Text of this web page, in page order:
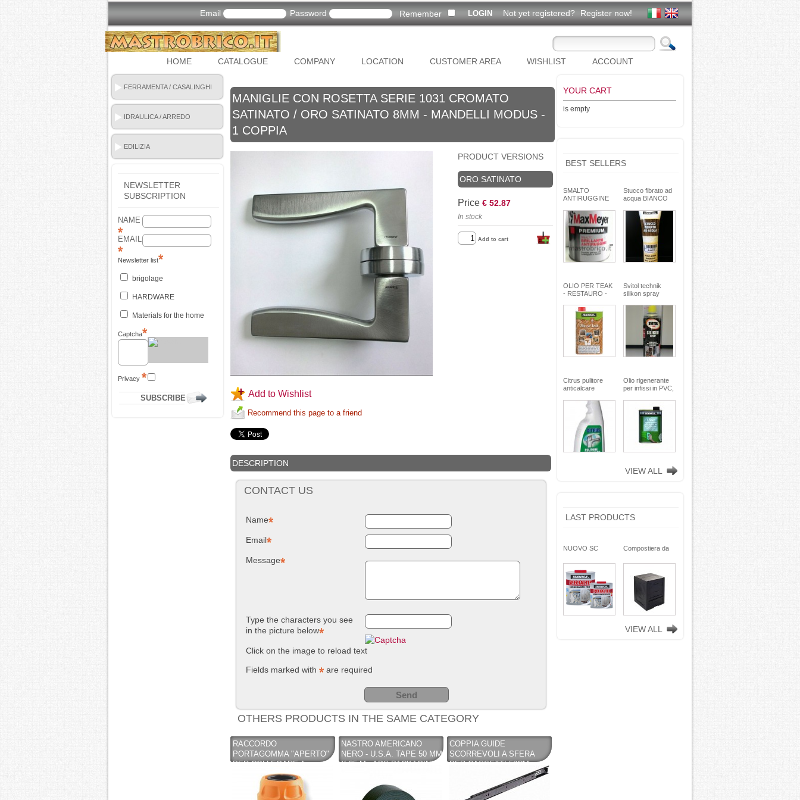
Email Password Remember Not yet registered? Register now!
HOME CATALOGUE COMPANY LOCATION CUSTOMER AREA WISHLIST ACCOUNT
FERRAMENTA / CASALINGHI
IDRAULICA / ARREDO
BAGNO
EDILIZIA
NEWSLETTER
SUBSCRIPTION
NAME
EMAIL
Newsletter list
brigolage
HARDWARE
Materials for the home
Captcha
Privacy
MANIGLIE CON ROSETTA SERIE 1031 CROMATO
SATINATO / ORO SATINATO 8MM - MANDELLI MODUS -
1 COPPIA
Add to Wishlist
Recommend this page to a friend
PRODUCT VERSIONS
ORO SATINATO
Price € 52.87
In stock
Add to cart
DESCRIPTION
CONTACT US
Name
Email
Message
Type the characters you see
in the picture below
Click on the image to reload text
Fields marked with
are required
OTHERS PRODUCTS IN THE SAME CATEGORY
RACCORDO
PORTAGOMMA "APERTO"
PER COLLEGARE A
SCATTO IL TUBO ALLA
PRESA RUBINETTO
NASTRO AMERICANO
NERO - U.S.A. TAPE 50 MM
X 25 M - ADS PACKAGING
COPPIA GUIDE
SCORREVOLI A SFERA
PER CASSETTI 50CM
YOUR CART
is empty
BEST SELLERS
SMALTO
ANTIRUGGINE
gel - non cola -
Max Meyer
Stucco fibrato ad
acqua BIANCO
riempitivo non si
spacca -
TEKNICA
OLIO PER TEAK
- RESTAURO -
di oli pregiati -
MaxMeyer -
TEKNICA
Svitol technik
silikon spray
Citrus pulitore
anticalcare
con nebulizzatore
- faren industrie
chimiche spa
Olio rigenerante
per infissi in PVC,
TEKNICA -
TEKNICA
VIEW ALL
LAST PRODUCTS
NUOVO SC
sverniciatore
plastica riciclata
NUOVO SC
sverniciatore
universale - tre
pini (COPY) -
TEKNICA
Compostiera da
plastica riciclata
260 Lt. nero
VIEW ALL